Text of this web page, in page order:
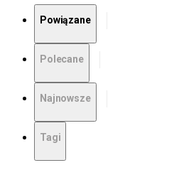
Powiązane
Polecane
Najnowsze
Tagi